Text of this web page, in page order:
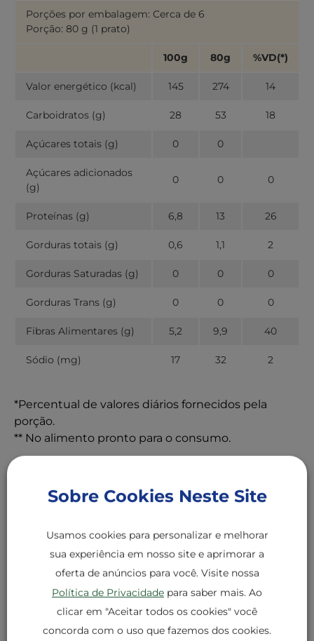
Porções por embalagem: Cerca de 6
Porção: 80 g (1 prato)
100g 80g %VD(*)
Valor energético (kcal) 145 274 14
Carboidratos (g) 28 53 18
Açúcares totais (g) 0 0
Açúcares adicionados
(g)
0 0 0
Proteínas (g) 6,8 13 26
Gorduras totais (g) 0,6 1,1 2
Gorduras Saturadas (g) 0 0 0
Gorduras Trans (g) 0 0 0
Fibras Alimentares (g) 5,2 9,9 40
Sódio (mg) 17 32 2
*Percentual de valores diários fornecidos pela
porção.
** No alimento pronto para o consumo.
Detalhes do Produto
trigo, fibra de trigo, clara em pó e monocloridrato
de L – lisina.
CONTÉM GLÚTEN. ALÉRGICOS: CONTÉM
DERIVADOS DE OVO E DE TRIGO. PODE CONTER
AVEIA, CENTEIO, CEVADA E SOJA.
Sobre Cookies Neste Site
Usamos cookies para personalizar e melhorar
sua experiência em nosso site e aprimorar a
oferta de anúncios para você. Visite nossa
Política de Privacidade para saber mais. Ao
clicar em "Aceitar todos os cookies" você
concorda com o uso que fazemos dos cookies.